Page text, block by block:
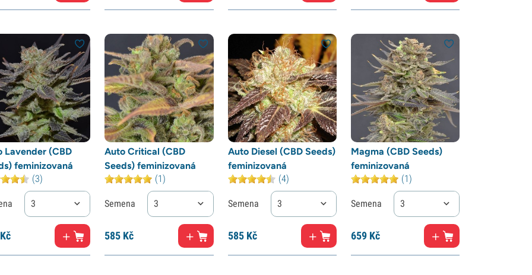
Lavender (CBD
feminizovaná
(3)
3
Kč
Auto Critical (CBD
Seeds) feminizovaná
(1)
Semena 3
585 Kč
Auto Diesel (CBD Seeds)
feminizovaná
(4)
Semena 3
585Kč
Magma (CBD Seeds)
feminizovaná
(1)
Semena 3
659Kč